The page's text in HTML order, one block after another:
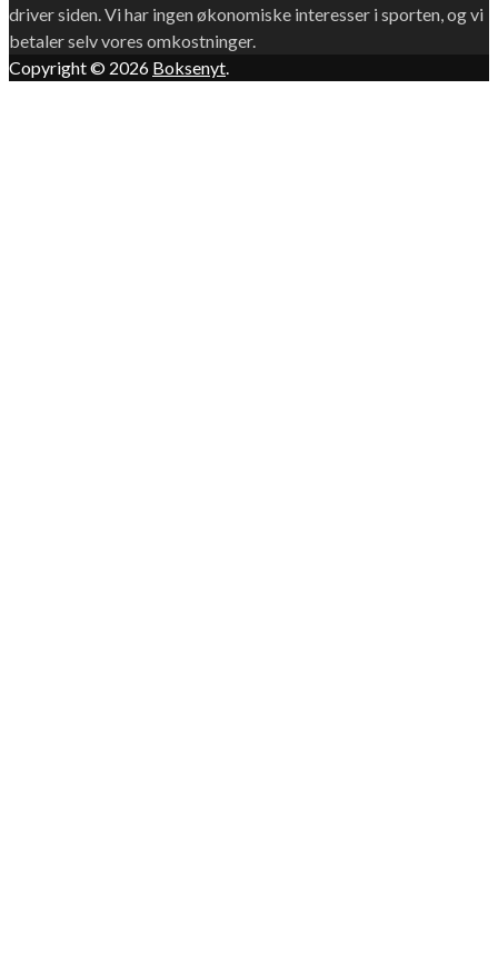
driver siden. Vi har ingen økonomiske interesser i sporten, og vi
betaler selv vores omkostninger.
Copyright © 2026 Boksenyt.